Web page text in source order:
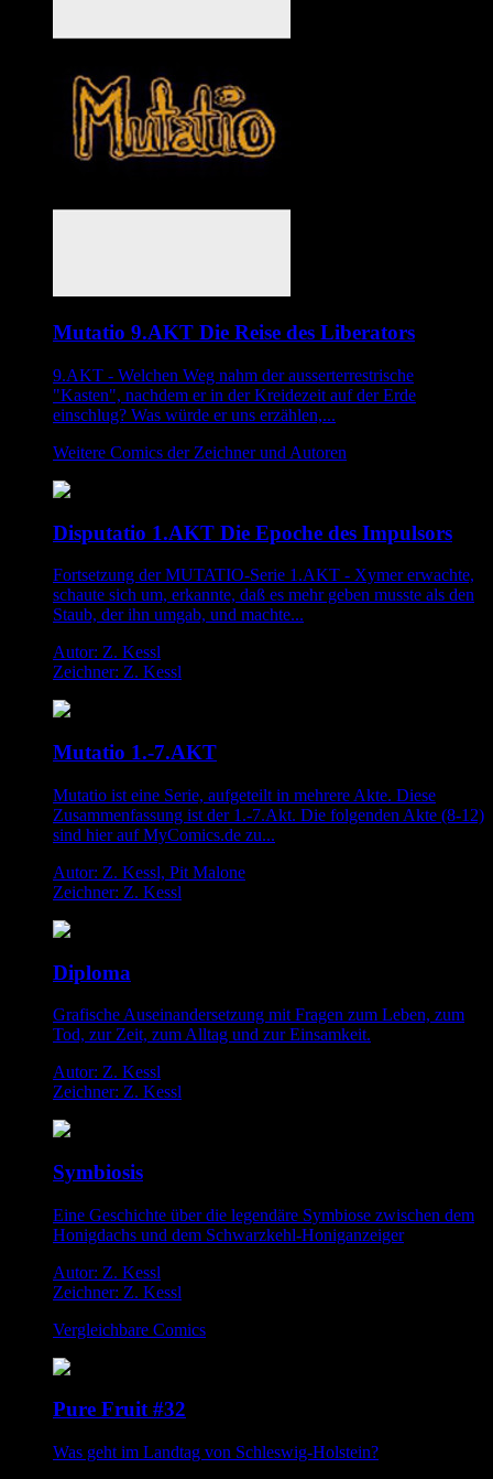
Mutatio 9.AKT Die Reise des Liberators
9.AKT - Welchen Weg nahm der ausserterrestrische
"Kasten", nachdem er in der Kreidezeit auf der Erde
einschlug? Was würde er uns erzählen,...
Weitere Comics der Zeichner und Autoren
Disputatio 1.AKT Die Epoche des Impulsors
Fortsetzung der MUTATIO-Serie 1.AKT - Xymer erwachte,
schaute sich um, erkannte, daß es mehr geben musste als den
Staub, der ihn umgab, und machte...
Autor: Z. Kessl
Zeichner: Z. Kessl
Mutatio 1.-7.AKT
Mutatio ist eine Serie, aufgeteilt in mehrere Akte. Diese
Zusammenfassung ist der 1.-7.Akt. Die folgenden Akte (8-12)
sind hier auf MyComics.de zu...
Autor: Z. Kessl, Pit Malone
Zeichner: Z. Kessl
Diploma
Grafische Auseinandersetzung mit Fragen zum Leben, zum
Tod, zur Zeit, zum Alltag und zur Einsamkeit.
Autor: Z. Kessl
Zeichner: Z. Kessl
Symbiosis
Eine Geschichte über die legendäre Symbiose zwischen dem
Honigdachs und dem Schwarzkehl-Honiganzeiger
Autor: Z. Kessl
Zeichner: Z. Kessl
Vergleichbare Comics
Pure Fruit #32
Was geht im Landtag von Schleswig-Holstein?